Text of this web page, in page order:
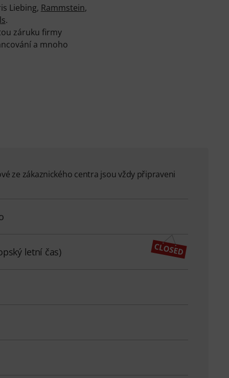
Liebing, Rammstein,
.
záruku firmy
a mnoho
ze zákaznického centra jsou vždy připraveni
letní čas)